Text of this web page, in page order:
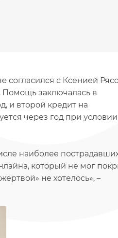
согласился с Ксенией
Помощь заключалась в
и второй кредит на
через год при условии
наиболее
который не мог
не хотелось», –